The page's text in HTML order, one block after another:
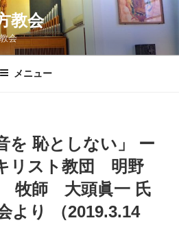
教会
会
メニュー
を 恥としない」 ー
リスト教団 明野
牧師 大頭眞一 氏
より （2019.3.14